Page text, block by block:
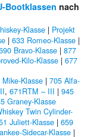
Bootklassen nach
Klasse | Projekt
| 633 Romeo-Klasse |
Bravo-Klasse| 877
Kilo-Klasse | 677
Mike-Klasse | 705 Alfa-
, 671RTM – III | 945
Graney-Klasse
Twin Cylinder-
Juliett-Klasse | 659
Sidecar-Klasse |